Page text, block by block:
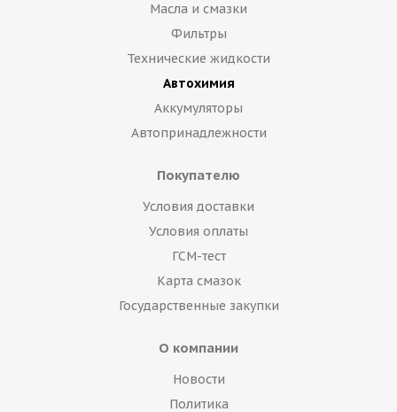
Масла и смазки
Фильтры
Технические жидкости
Автохимия
Аккумуляторы
Автопринадлежности
Покупателю
Условия доставки
Условия оплаты
ГСМ-тест
Карта смазок
Государственные закупки
О компании
Новости
Политика